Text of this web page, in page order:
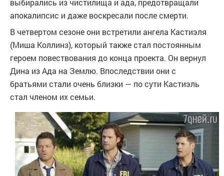
выбирались из чистилища и ада, предотвращали
апокалипсис и даже воскресали после смерти.
В четвертом сезоне они встретили ангела Кастиэля
(Миша Коллинз), который также стал постоянным
героем повествования до конца проекта. Он вернул
Дина из Ада на Землю. Впоследствии они с
братьями стали очень близки — по сути Кастиэль
стал членом их семьи.